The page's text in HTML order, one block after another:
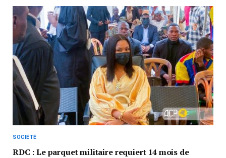
SOCIÉTÉ
RDC : Le parquet militaire requiert 14 mois de